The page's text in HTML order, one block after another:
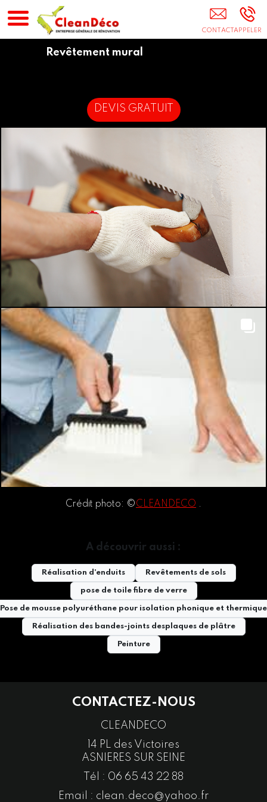
Entreprise De Rénovation Asnières
Revêtement mural
DEVIS GRATUIT
Crédit photo: ©CLEANDECO .
A découvrir aussi :
Réalisation d'enduits Revêtements de sols
pose de toile fibre de verre
Pose de mousse polyuréthane pour isolation phonique et thermique
Réalisation des bandes-joints desplaques de plâtre
Peinture
CONTACTEZ-NOUS
CLEANDECO
14 PL des Victoires
ASNIERES SUR SEINE
Tél : 06 65 43 22 88
Email : clean.deco@yahoo.fr